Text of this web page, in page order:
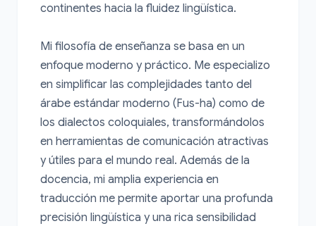
continentes hacia la fluidez lingüística.
Mi filosofía de enseñanza se basa en un
enfoque moderno y práctico. Me especializo
en simplificar las complejidades tanto del
árabe estándar moderno (Fus-ha) como de
los dialectos coloquiales, transformándolos
en herramientas de comunicación atractivas
y útiles para el mundo real. Además de la
docencia, mi amplia experiencia en
traducción me permite aportar una profunda
precisión lingüística y una rica sensibilidad